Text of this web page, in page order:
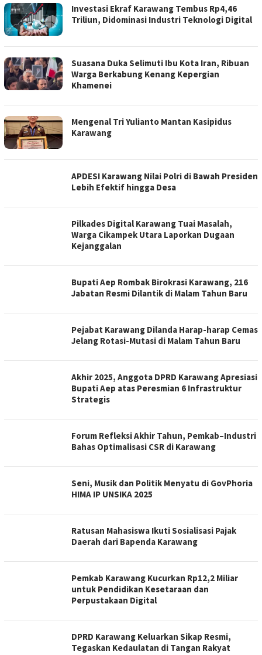
Investasi Ekraf Karawang Tembus Rp4,46
Triliun, Didominasi Industri Teknologi Digital
Suasana Duka Selimuti Ibu Kota Iran, Ribuan
Warga Berkabung Kenang Kepergian
Khamenei
Mengenal Tri Yulianto Mantan Kasipidus
Karawang
APDESI Karawang Nilai Polri di Bawah Presiden
Lebih Efektif hingga Desa
Pilkades Digital Karawang Tuai Masalah,
Warga Cikampek Utara Laporkan Dugaan
Kejanggalan
Bupati Aep Rombak Birokrasi Karawang, 216
Jabatan Resmi Dilantik di Malam Tahun Baru
Pejabat Karawang Dilanda Harap-harap Cemas
Jelang Rotasi-Mutasi di Malam Tahun Baru
Akhir 2025, Anggota DPRD Karawang Apresiasi
Bupati Aep atas Peresmian 6 Infrastruktur
Strategis
Forum Refleksi Akhir Tahun, Pemkab–Industri
Bahas Optimalisasi CSR di Karawang
Seni, Musik dan Politik Menyatu di GovPhoria
HIMA IP UNSIKA 2025
Ratusan Mahasiswa Ikuti Sosialisasi Pajak
Daerah dari Bapenda Karawang
Pemkab Karawang Kucurkan Rp12,2 Miliar
untuk Pendidikan Kesetaraan dan
Perpustakaan Digital
DPRD Karawang Keluarkan Sikap Resmi,
Tegaskan Kedaulatan di Tangan Rakyat